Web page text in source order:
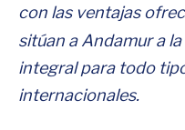
con las ventajas
sitúan a Andamur a
integral para todo
internacionales.